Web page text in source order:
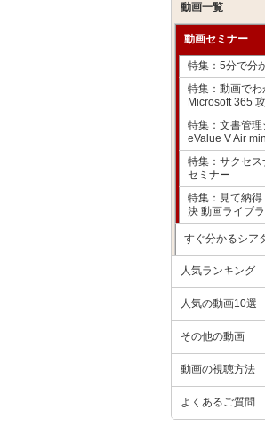
動画一覧
動画セミナー
特集：5分で分
特集：動画で
Microsoft 365
特集：文書管理
eValue V Air
特集：サクセ
セミナー
特集：見て納
決 動画ライブ
すぐ分かるシア
人気ランキング
人気の動画10選
その他の動画
動画の視聴方法
よくあるご質問